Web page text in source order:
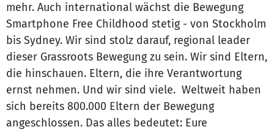
mehr. Auch international wächst die Bewegung
Smartphone Free Childhood stetig - von Stockholm
bis Sydney. Wir sind stolz darauf, regional leader
dieser Grassroots Bewegung zu sein. Wir sind Eltern,
die hinschauen. Eltern, die ihre Verantwortung
ernst nehmen. Und wir sind viele. Weltweit haben
sich bereits 800.000 Eltern der Bewegung
angeschlossen. Das alles bedeutet: Eure